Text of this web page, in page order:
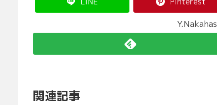
関連記事